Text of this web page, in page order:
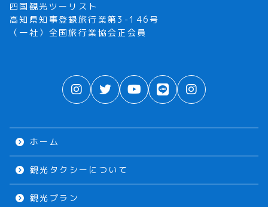
四国観光ツーリスト
高知県知事登録旅行業第3-146号
（一社）全国旅行業協会正会員
ホーム
観光タクシーについて
観光プラン